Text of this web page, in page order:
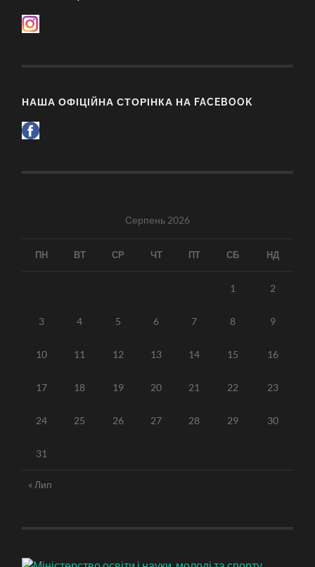
НАША ОФІЦІЙНА СТОРІНКА НА FACEBOOK
Серпень 2026
ПН ВТ СР ЧТ ПТ СБ НД
1 2
3 4 5 6 7 8 9
10 11 12 13 14 15 16
17 18 19 20 21 22 23
24 25 26 27 28 29 30
31
« Лип